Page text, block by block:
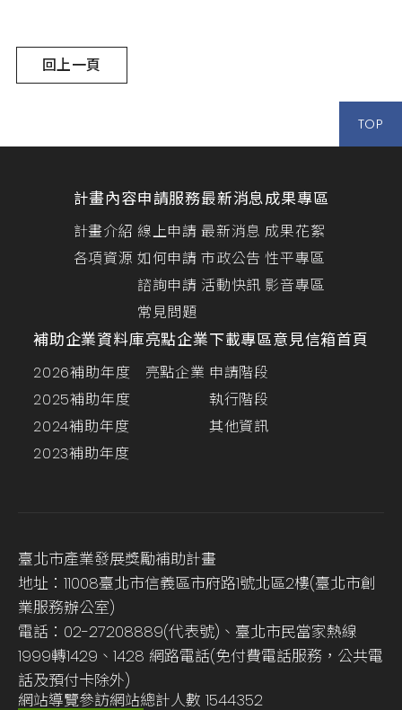
回上一頁
TOP
計畫內容
計畫介紹
各項資源
申請服務
線上申請
如何申請
諮詢申請
常見問題
最新消息
最新消息
市政公告
活動快訊
成果專區
成果花絮
性平專區
影音專區
補助企業資料庫
2026補助年度
2025補助年度
2024補助年度
2023補助年度
亮點企業
亮點企業
下載專區
申請階段
執行階段
其他資訊
意見信箱首頁
臺北市產業發展獎勵補助計畫
地址：11008臺北市信義區市府路1號北區2樓(臺北市創
業服務辦公室)
電話：02-27208889(代表號)、臺北市民當家熱線
1999轉1429、1428 網路電話(免付費電話服務，公共電
話及預付卡除外)
網站導覽參訪網站總計人數 1544352